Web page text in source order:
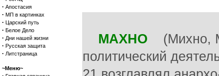
· Апостасия
· МП в картинках
· Царский путь
· Белое Дело
· Дни нашей жизни
· Русская защита
· Литстраница
~Меню~
МАХНО (Михно,
политический